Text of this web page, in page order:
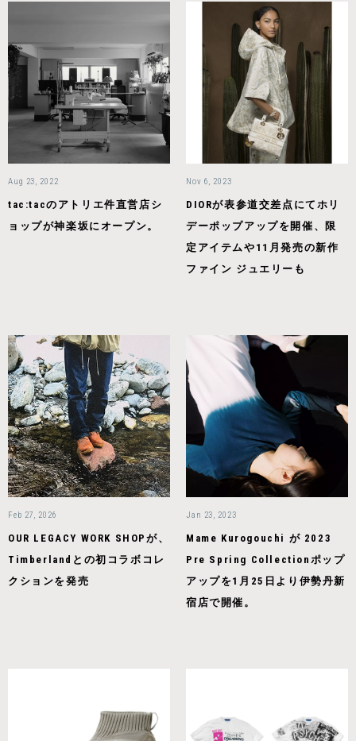
Aug 23, 2022
tac:tacのアトリエ件直営店シ
ョップが神楽坂にオープン。
Nov 6, 2023
DIORが表参道交差点にてホリ
デーポップアップを開催、限
定アイテムや11月発売の新作
ファイン ジュエリーも
Feb 27, 2026
OUR LEGACY WORK SHOPが、
Timberlandとの初コラボコレ
クションを発売
Jan 23, 2023
Mame Kurogouchi が 2023
Pre Spring Collectionポップ
アップを1月25日より伊勢丹新
宿店で開催。